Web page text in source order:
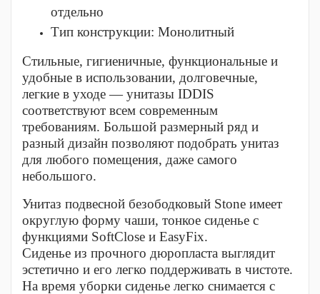
отдельно
Тип конструкции: Монолитный
Стильные, гигиеничные, функциональные и
удобные в использовании, долговечные,
легкие в уходе — унитазы IDDIS
соответствуют всем современным
требованиям. Большой размерный ряд и
разный дизайн позволяют подобрать унитаз
для любого помещения, даже самого
небольшого.
Унитаз подвесной безободковый Stone имеет
округлую форму чаши, тонкое сиденье с
функциями SoftClose и EasyFix.
Сиденье из прочного дюропласта выглядит
эстетично и его легко поддерживать в чистоте.
На время уборки сиденье легко снимается с